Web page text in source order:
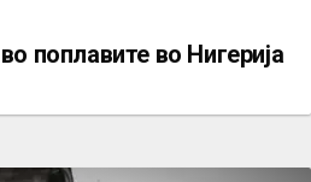
поплавите во Нигерија